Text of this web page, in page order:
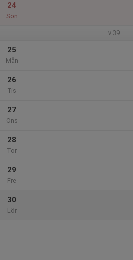
24
Sön
v.39
25
Mån
26
Tis
27
Ons
28
Tor
29
Fre
30
Lör